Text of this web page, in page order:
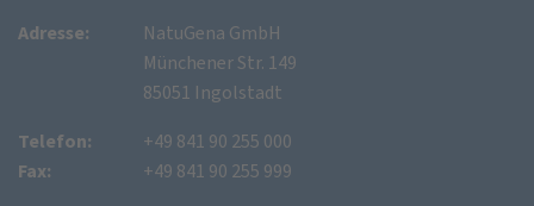
Adresse:
NatuGena GmbH
Münchener Str. 149
85051 Ingolstadt
Telefon:
Fax:
+49 841 90 255 000
+49 841 90 255 999